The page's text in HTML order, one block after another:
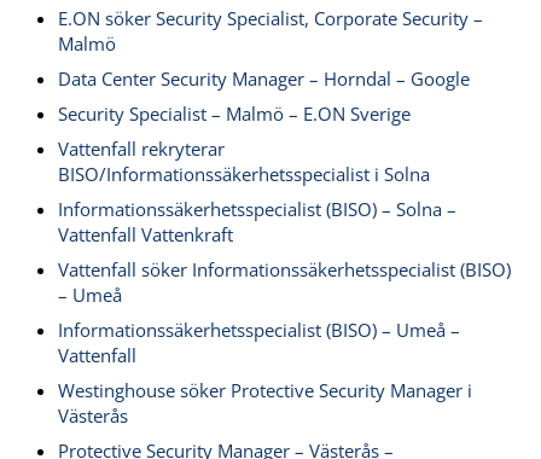
E.ON söker Security Specialist, Corporate Security –
Malmö
Data Center Security Manager – Horndal – Google
Security Specialist – Malmö – E.ON Sverige
Vattenfall rekryterar
BISO/Informationssäkerhetsspecialist i Solna
Informationssäkerhetsspecialist (BISO) – Solna –
Vattenfall Vattenkraft
Vattenfall söker Informationssäkerhetsspecialist (BISO)
– Umeå
Informationssäkerhetsspecialist (BISO) – Umeå –
Vattenfall
Westinghouse söker Protective Security Manager i
Västerås
Protective Security Manager – Västerås –